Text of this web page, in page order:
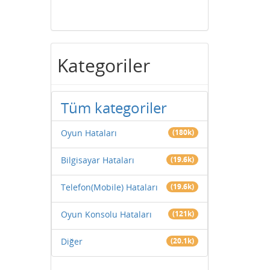
Kategoriler
Tüm kategoriler
Oyun Hataları (180k)
Bilgisayar Hataları (19.6k)
Telefon(Mobile) Hataları (19.6k)
Oyun Konsolu Hataları (121k)
Diğer (20.1k)